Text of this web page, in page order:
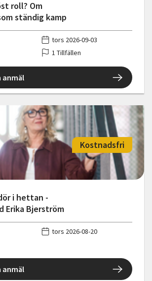
roll? Om
ständig kamp
tors 2026-09-03
1 Tillfällen
anmäl
i hettan -
Erika Bjerström
Kostnadsfri
tors 2026-08-20
anmäl